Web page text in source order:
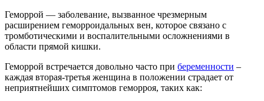
Геморрой — заболевание, вызванное чрезмерным
расширением геморроидальных вен, которое связано с
тромботическими и воспалительными осложнениями в
области прямой кишки.
Геморрой встречается довольно часто при беременности –
каждая вторая-третья женщина в положении страдает от
неприятнейших симптомов геморроя, таких как: